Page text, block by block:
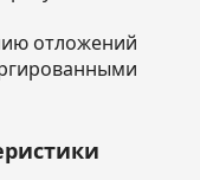
отложений